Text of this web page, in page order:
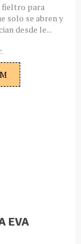
fieltro para
solo se abren y
desde le...
.
EVA